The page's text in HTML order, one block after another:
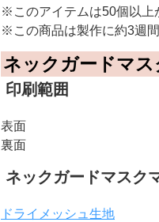
※このアイテムは50個以上
※この商品は製作に約3週
ネックガードマ
印刷範囲
表面
裏面
ネックガードマスク
ドライメッシュ生地